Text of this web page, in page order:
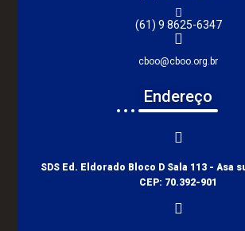
(61) 9 8625-6347
cboo@cboo.org.br
Endereço
SDS Ed. Eldorado Bloco D Sala 113 - Asa
CEP: 70.392-901